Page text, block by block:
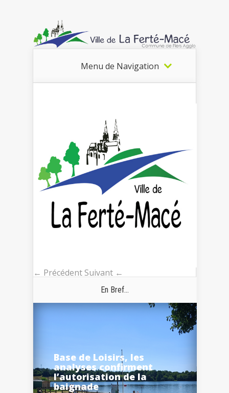
Menu de Navigation
← Précédent Suivant ←
En Bref...
Base de Loisirs, les
analyses confirment
l’autorisation de la
baignade